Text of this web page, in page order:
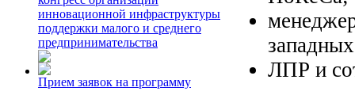
инновационной инфраструктуры
поддержки малого и среднего
предпринимательства
Прием заявок на программу
ЛПР и